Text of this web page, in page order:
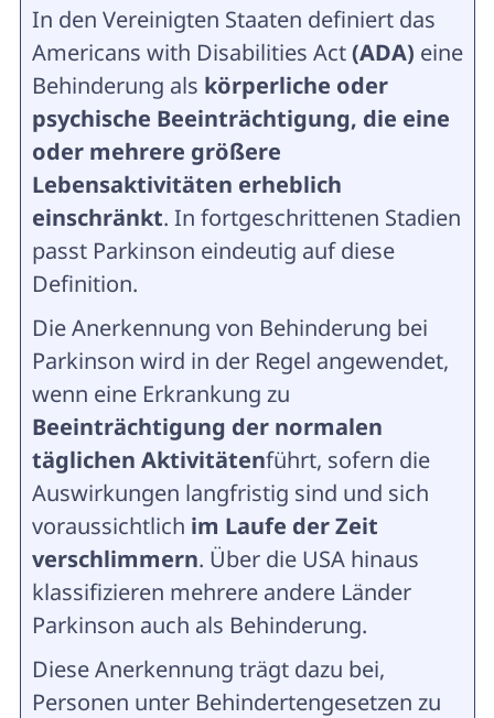
In den Vereinigten Staaten definiert das
Americans with Disabilities Act(ADA) eine
Behinderung als körperliche oder
psychische Beeinträchtigung, die eine
oder mehrere größere
Lebensaktivitäten erheblich
einschränkt. In fortgeschrittenen Stadien
passt Parkinson eindeutig auf diese
Definition.
Die Anerkennung von Behinderung bei
Parkinson wird in der Regel angewendet,
wenn eine Erkrankung zu
Beeinträchtigung der normalen
täglichen Aktivitätenführt, sofern die
Auswirkungen langfristig sind und sich
voraussichtlich im Laufe der Zeit
verschlimmern. Über die USA hinaus
klassifizieren mehrere andere Länder
Parkinson auch als Behinderung.
Diese Anerkennung trägt dazu bei,
Personen unter Behindertengesetzen zu